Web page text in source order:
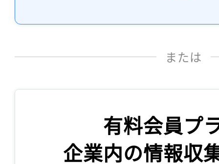
または
有料会員プ
企業内の情報収